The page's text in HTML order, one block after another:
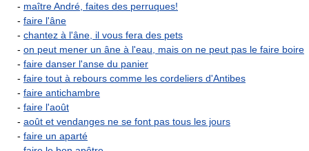
- maître André, faites des perruques!
- faire l'âne
- chantez à l'âne, il vous fera des pets
- on peut mener un âne à l'eau, mais on ne peut pas le faire boire
- faire danser l'anse du panier
- faire tout à rebours comme les cordeliers d'Antibes
- faire antichambre
- faire l'août
- août et vendanges ne se font pas tous les jours
- faire un aparté